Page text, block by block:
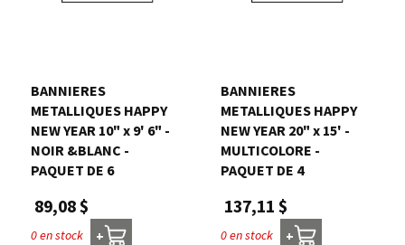
BANNIERES
METALLIQUES HAPPY
NEW YEAR 10" x 9' 6" -
NOIR &BLANC -
PAQUET DE 6
89,08 $
0 en stock +
BANNIERES
METALLIQUES HAPPY
NEW YEAR 20" x 15' -
MULTICOLORE -
PAQUET DE 4
137,11 $
0 en stock +